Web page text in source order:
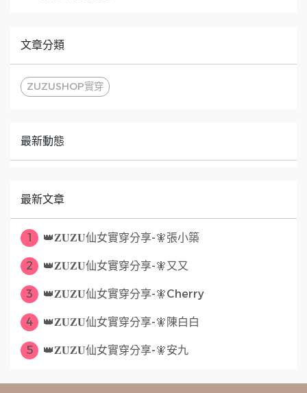
文章分類
ZUZUSHOP實穿
最新動態
最新文章
1 👑𝐙𝐔𝐙𝐔仙女實穿分享-🧚張小築
2 👑𝐙𝐔𝐙𝐔仙女實穿分享-🧚又又
3 👑𝐙𝐔𝐙𝐔仙女實穿分享-🧚Cherry
4 👑𝐙𝐔𝐙𝐔仙女實穿分享-🧚陳白白
5 👑𝐙𝐔𝐙𝐔仙女實穿分享-🧚安九